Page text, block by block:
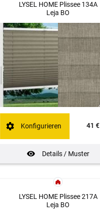
LYSEL HOME Plissee 134A
Leja BO
41 €
Details / Muster
Konfigurieren
LYSEL HOME Plissee 217A
Leja BO